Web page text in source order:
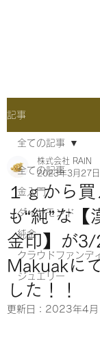
記事
全ての記事
金入門
ダイヤモンド
純金
クラウドファンデ
ジュエリー
全ての記事
１ｇから
も“純”な
金印】が3/
Makuakに
した！！
株式会社 RAIN
2023年3月27日
更新日： 2023年4月